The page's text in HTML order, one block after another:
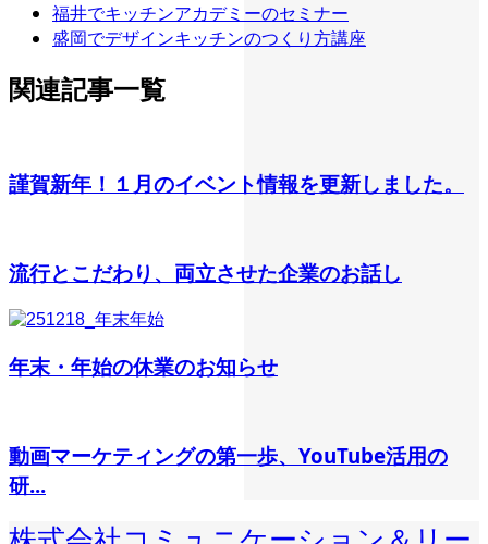
福井でキッチンアカデミーのセミナー
盛岡でデザインキッチンのつくり方講座
関連記事一覧
謹賀新年！１月のイベント情報を更新しました。
流行とこだわり、両立させた企業のお話し
年末・年始の休業のお知らせ
動画マーケティングの第一歩、YouTube活用の
研...